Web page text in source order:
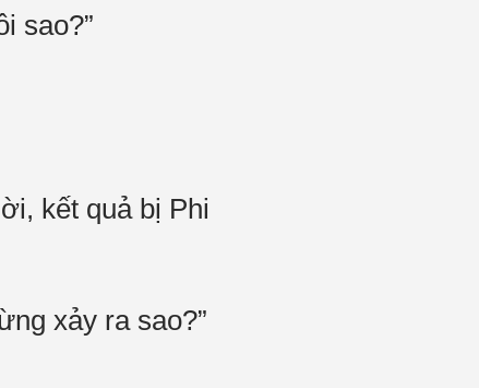
sao?”
kết quả bị Phi
xảy ra sao?”